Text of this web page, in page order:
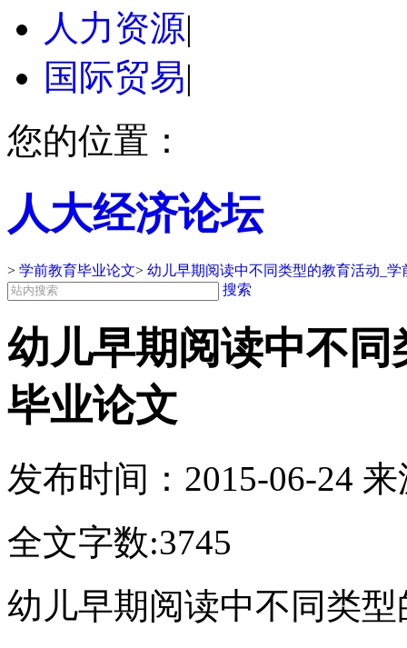
人力资源|
国际贸易|
您的位置：
人大经济论坛
> 学前教育毕业论文> 幼儿早期阅读中不同类型的教育活动_学
搜索
幼儿早期阅读中不
毕业论文
发布时间： 2015-06-24 来
全文字数:3745
幼儿早期阅读中不同类